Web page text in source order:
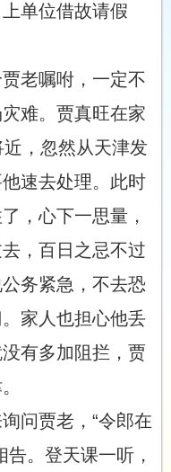
单位借故请假
老嘱咐，一定不
难。贾真旺在家
，忽然从天津发
速去处理。此时
，心下一思量，
，百日之忌不过
务紧急，不去恐
家人也担心他丢
有多加阻拦，贾
问贾老，“令郎在
。登天课一听，